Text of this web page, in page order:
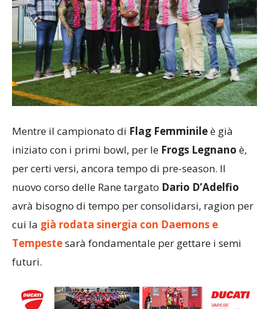
Mentre il campionato di Flag Femminileè già
iniziato con i primi bowl, per le Frogs Legnano è,
per certi versi, ancora tempo di pre-season. Il
nuovo corso delle Rane targato Dario D’Adelfio
avrà bisogno di tempo per consolidarsi, ragion per
cui la già rodata sinergia con Daemons e
Tempestesarà fondamentale per gettare i semi
futuri.